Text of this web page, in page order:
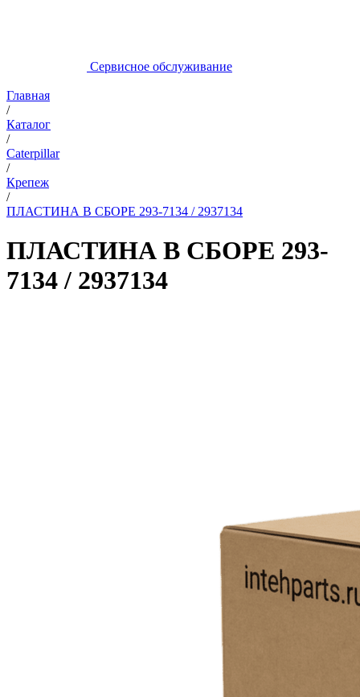
Сервисное обслуживание
Главная
/
Каталог
/
Caterpillar
/
Крепеж
/
ПЛАСТИНА В СБОРЕ 293-7134 / 2937134
ПЛАСТИНА В СБОРЕ 293-
7134 / 2937134